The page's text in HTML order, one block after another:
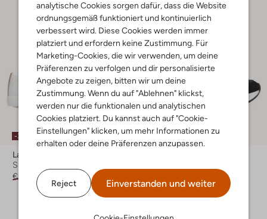
analytische Cookies sorgen dafür, dass die Website
ordnungsgemäß funktioniert und kontinuierlich
verbessert wird. Diese Cookies werden immer
platziert und erfordern keine Zustimmung. Für
Marketing-Cookies, die wir verwenden, um deine
Präferenzen zu verfolgen und dir personalisierte
Angebote zu zeigen, bitten wir um deine
Zustimmung. Wenn du auf "Ablehnen" klickst,
werden nur die funktionalen und analytischen
Cookies platziert. Du kannst auch auf "Cookie-
Einstellungen" klicken, um mehr Informationen zu
erhalten oder deine Präferenzen anzupassen.
Reject Einverstanden und weiter
-30%
Lauren Ralph Lauren
Sneaker Low
€ 129,99
-30%
+ mehr farben